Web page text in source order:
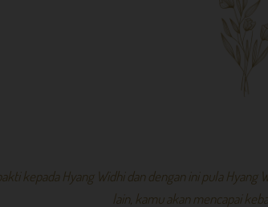
kepada Hyang Widhi dan dengan ini pula
lain, kamu akan mencapai